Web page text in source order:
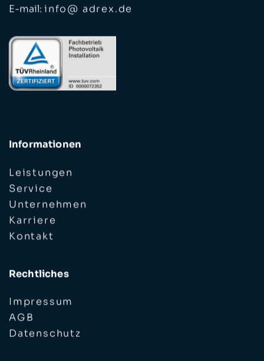
E-mail: info@ adrex.de
Informationen
Leistungen
Service
Unternehmen
Karriere
Kontakt
Rechtliches
Impressum
AGB
Datenschutz